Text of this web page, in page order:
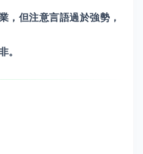
，但注意言語過於強勢，
。